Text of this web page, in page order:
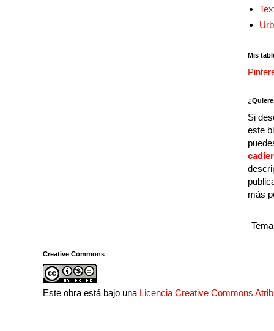
Mis
Si
este
más
Creative Commons
Este obra está bajo una Licencia Creative Commons